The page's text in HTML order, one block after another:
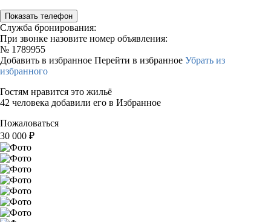
Показать телефон
Служба бронирования:
При звонке назовите номер объявления:
№ 1789955
Добавить в избранное Перейти в избранное Убрать из
избранного
Гостям нравится это жильё
42 человека добавили его в Избранное
Пожаловаться
30 000 ₽